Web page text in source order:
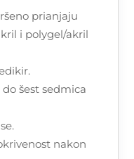
prianjaju
i polygel/akril
šest sedmica
nakon